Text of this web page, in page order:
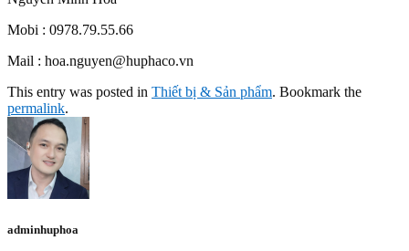
Mobi : 0978.79.55.66
Mail : hoa.nguyen@huphaco.vn
This entry was posted in Thiết bị & Sản phẩm. Bookmark the
permalink.
adminhuphoa